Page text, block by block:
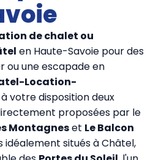
de chalet ou
en Haute-Savoie pour des
ou une escapade en
Location-
votre disposition deux
proposées par le
Montagneset Le Balcon
idéalement situés à Châtel,